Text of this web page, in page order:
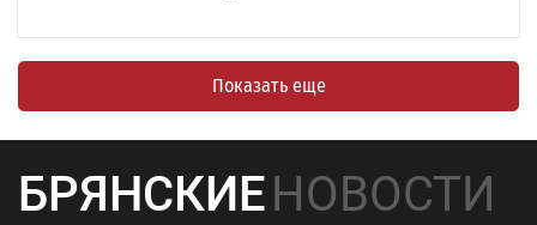
Показать еще
БРЯНСКИЕНОВОСТИ